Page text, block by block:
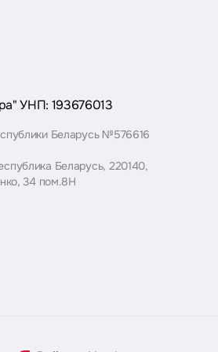
УНП: 193676013
Беларусь №576616
Беларусь, 220140,
34 пом.8Н